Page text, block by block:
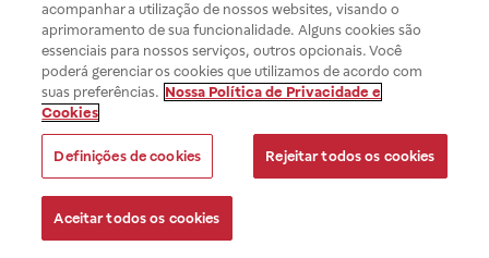
acompanhar a utilização de nossos websites, visando o
aprimoramento de sua funcionalidade. Alguns cookies são
essenciais para nossos serviços, outros opcionais. Você
poderá gerenciar os cookies que utilizamos de acordo com
suas preferências. Nossa Política de Privacidade e
Cookies
Definições de cookies Rejeitar todos os cookies
Aceitar todos os cookies